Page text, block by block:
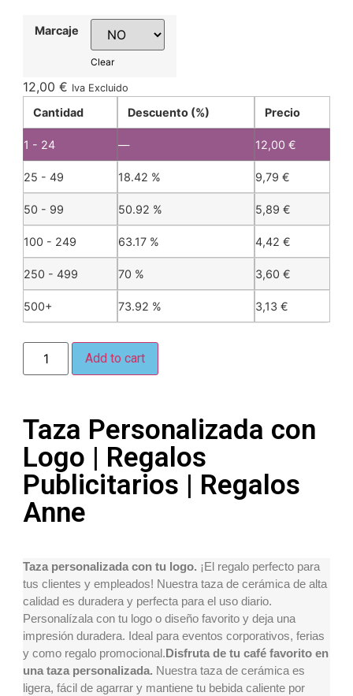
Marcaje
Clear
12,00 € Iva Excluido
Cantidad Descuento (%) Precio
1 - 24 — 12,00 €
25 - 49 18.42 % 9,79 €
50 - 99 50.92 % 5,89 €
100 - 249 63.17 % 4,42 €
250 - 499 70 % 3,60 €
500+ 73.92 % 3,13 €
Add to cart
Taza Personalizada con
Logo | Regalos
Publicitarios | Regalos
Anne
Taza personalizada con tu logo. ¡El regalo perfecto para
tus clientes y empleados! Nuestra taza de cerámica de alta
calidad es duradera y perfecta para el uso diario.
Personalízala con tu logo o diseño favorito y deja una
impresión duradera. Ideal para eventos corporativos, ferias
y como regalo promocional.Disfruta de tu café favorito en
una taza personalizada. Nuestra taza de cerámica es
ligera, fácil de agarrar y mantiene tu bebida caliente por